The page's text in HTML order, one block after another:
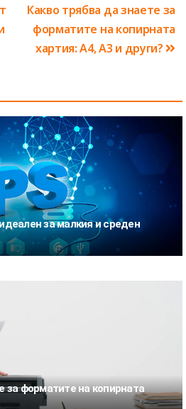
Какво трябва да знаете за
форматите на копирната
хартия: A4, A3 и други?
за малкия и среден
за форматите на копирната